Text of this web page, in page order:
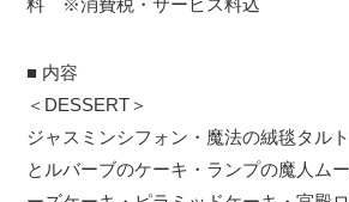
料 ※消費税・サービス料込
■ 内容
＜DESSERT＞
ジャスミンシフォン・魔法の絨毯タル
とルバーブのケーキ・ランプの魔人ム